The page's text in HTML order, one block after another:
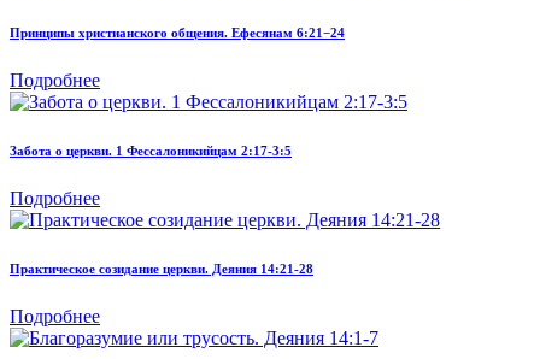
Принципы христианского общения. Ефесянам 6:21−24
Подробнее
Забота о церкви. 1 Фессалоникийцам 2:17-3:5
Подробнее
Практическое созидание церкви. Деяния 14:21-28
Подробнее